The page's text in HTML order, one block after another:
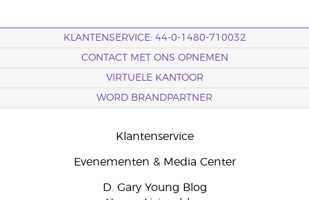
KLANTENSERVICE: 44-0-1480-710032
CONTACT MET ONS OPNEMEN
VIRTUELE KANTOOR
WORD BRANDPARTNER
Klantenservice
Evenementen & Media Center
D. Gary Young Blog